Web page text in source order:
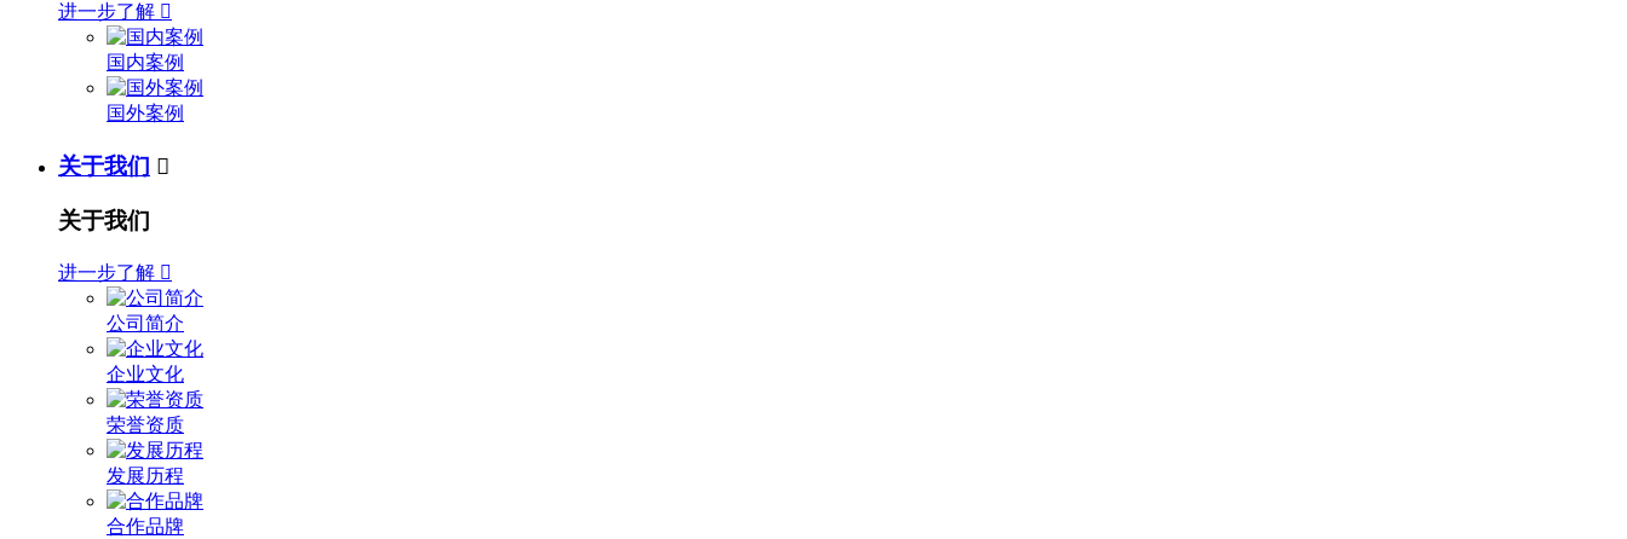
进一步了解 
国内案例
国外案例
关于我们 
关于我们
进一步了解 
公司简介
企业文化
荣誉资质
发展历程
合作品牌